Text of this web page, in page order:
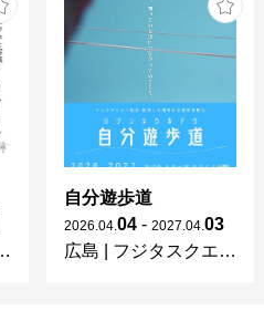
自分遊歩道
2026 04 04 - 2027 04 03
広島
フジタスクエアまるくる大野